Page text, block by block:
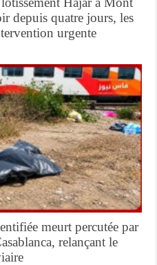
depuis quatre jours, les
urgente
meurt percutée par
relançant le